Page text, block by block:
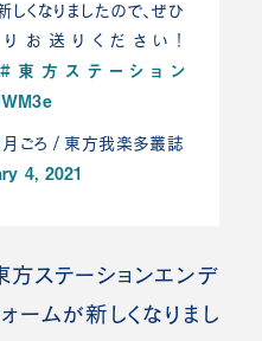
くなりましたので、ぜひ
お送りください！
#東方ステーション
ごろ / 東方我楽多叢誌
4, 2021
方ステーションエンデ
ームが新しくなりまし